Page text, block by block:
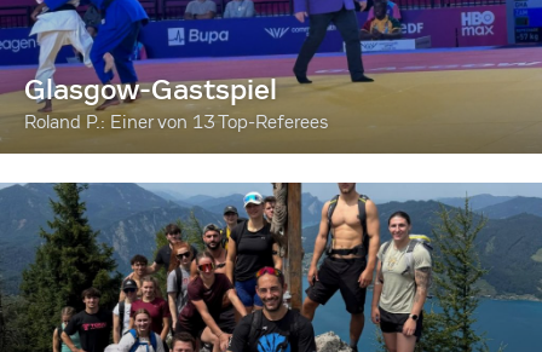
Glasgow-Gastspiel
Roland P.: Einer von 13 Top-Referees